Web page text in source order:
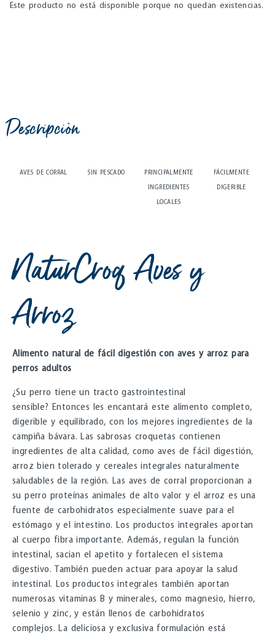
Este producto no está disponible porque no quedan existencias.
Descripciòn
AVES DE CORRAL SIN PESCADO PRINCIPALMENTE
INGREDIENTES
LOCALES
FÁCILMENTE
DIGERIBLE
NaturCroq Aves y
Arroz
Alimento natural de fácil digestión con aves y arroz para
perros adultos
¿Su perro tiene un tracto gastrointestinal
sensible? Entonces les encantará este alimento completo,
digerible y equilibrado, con los mejores ingredientes de la
campiña bávara. Las sabrosas croquetas contienen
ingredientes de alta calidad, como aves de fácil digestión,
arroz bien tolerado y cereales integrales naturalmente
saludables de la región. Las aves de corral proporcionan a
su perro proteínas animales de alto valor y el arroz es una
fuente de carbohidratos especialmente suave para el
estómago y el intestino. Los productos integrales aportan
al cuerpo fibra importante. Además, regulan la función
intestinal, sacian el apetito y fortalecen el sistema
digestivo. También pueden actuar para apoyar la salud
intestinal. Los productos integrales también aportan
numerosas vitaminas B y minerales, como magnesio, hierro,
selenio y zinc, y están llenos de carbohidratos
complejos. La deliciosa y exclusiva formulación está